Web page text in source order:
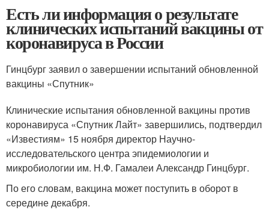
Есть ли информация о результате
клинических испытаний вакцины от
коронавируса в России
Гинцбург заявил о завершении испытаний обновленной
вакцины «Спутник»
Клинические испытания обновленной вакцины против
коронавируса «Спутник Лайт» завершились, подтвердил
«Известиям» 15 ноября директор Научно-
исследовательского центра эпидемиологии и
микробиологии им. Н.Ф. Гамалеи Александр Гинцбург.
По его словам, вакцина может поступить в оборот в
середине декабря.